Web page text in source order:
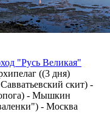
"Русь Великая"
((3 дня)
скит) -
- Мышкин
- Москва